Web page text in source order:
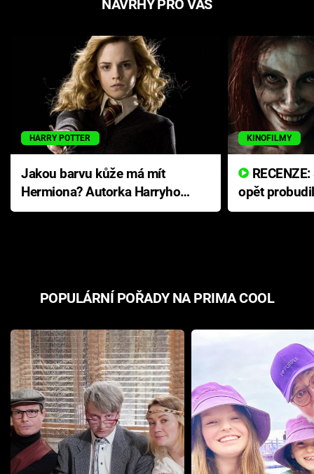
NÁVRHY PRO VÁS
HARRY POTTER
Jakou barvu kůže má mít
Hermiona? Autorka Harryho
Pottera přišla s ráznou
KINOFILMY
opět
přichází s
POPULÁRNÍ POŘADY NA PRIMA COOL